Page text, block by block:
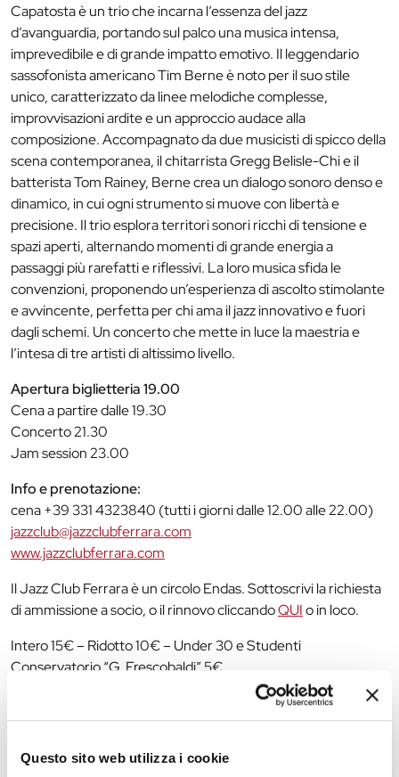
Questo sito web utilizza i cookie
Capatosta è un trio che incarna l’essenza del jazz
d’avanguardia, portando sul palco una musica intensa,
imprevedibile e di grande impatto emotivo. Il leggendario
sassofonista americano Tim Berne è noto per il suo stile
unico, caratterizzato da linee melodiche complesse,
improvvisazioni ardite e un approccio audace alla
composizione. Accompagnato da due musicisti di spicco della
scena contemporanea, il chitarrista Gregg Belisle-Chi e il
batterista Tom Rainey, Berne crea un dialogo sonoro denso e
dinamico, in cui ogni strumento si muove con libertà e
precisione. Il trio esplora territori sonori ricchi di tensione e
spazi aperti, alternando momenti di grande energia a
passaggi più rarefatti e riflessivi. La loro musica sfida le
convenzioni, proponendo un’esperienza di ascolto stimolante
e avvincente, perfetta per chi ama il jazz innovativo e fuori
dagli schemi. Un concerto che mette in luce la maestria e
l’intesa di tre artisti di altissimo livello.
Apertura biglietteria 19.00
Cena a partire dalle 19.30
Concerto 21.30
Jam session 23.00
Info e prenotazione:
cena +39 331 4323840 (tutti i giorni dalle 12.00 alle 22.00)
jazzclub@jazzclubferrara.com
www.jazzclubferrara.com
Il Jazz Club Ferrara è un circolo Endas. Sottoscrivi la richiesta
di ammissione a socio, o il rinnovo cliccandoQUIo in loco.
Intero 15€ – Ridotto 10€ – Under 30 e Studenti
Conservatorio “G. Frescobaldi” 5€
changes in the program of events reported. In case of